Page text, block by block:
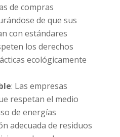
de compras
de que sus
con estándares
los derechos
ecológicamente
: Las empresas
respetan el medio
de energías
adecuada de residuos